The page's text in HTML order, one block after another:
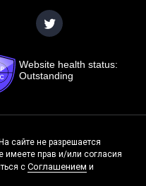
Website health status:
Outstanding
сайте не разрешается
имеете прав и/или согласия
с Соглашением и